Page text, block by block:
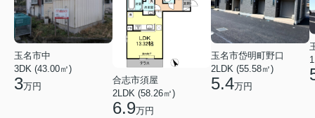
玉名市中
3DK (43.00㎡)
3万円
合志市須屋
2LDK (58.26㎡)
6.9万円
玉名市岱明町野口
2LDK (55.58㎡)
5.4万円